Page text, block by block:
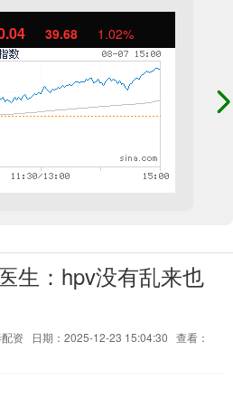
39.68 1.02%
生：hpv没有乱来也
资 日期：2025-12-23 15:04:30 查看：